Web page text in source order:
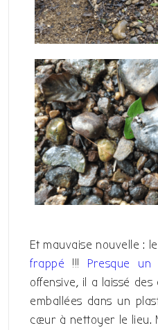
Et mauvaise nouvelle :
frappé !!! Presque un
offensive, il a laissé
emballées dans un
cœur à nettoyer le lieu.